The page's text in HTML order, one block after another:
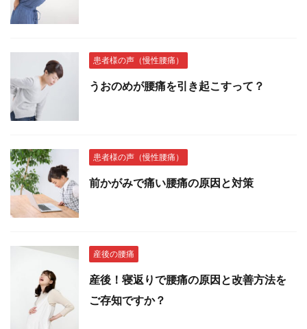
患者様の声（慢性腰痛）
うおのめが腰痛を引き起こすって？
患者様の声（慢性腰痛）
前かがみで痛い腰痛の原因と対策
産後の腰痛
産後！寝返りで腰痛の原因と改善方法を
ご存知ですか？